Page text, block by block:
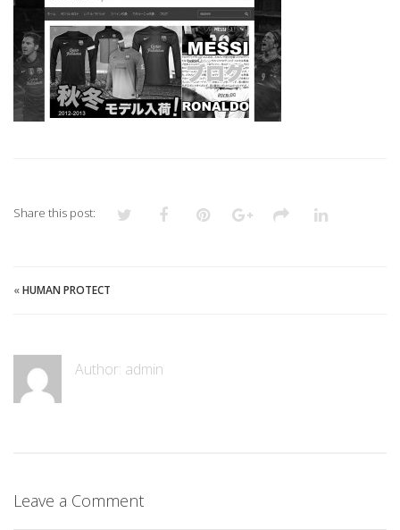
Share this post:
«HUMAN PROTECT
Author: admin
Leave a Comment